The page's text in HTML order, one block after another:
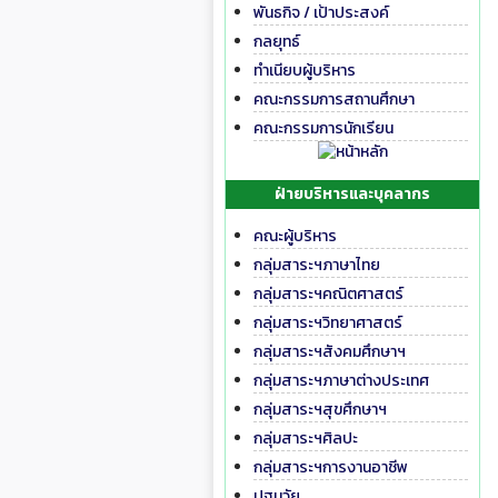
พันธกิจ / เป้าประสงค์
กลยุทธ์
ทำเนียบผู้บริหาร
คณะกรรมการสถานศึกษา
คณะกรรมการนักเรียน
ฝ่ายบริหารและบุคลากร
คณะผู้บริหาร
กลุ่มสาระฯภาษาไทย
กลุ่มสาระฯคณิตศาสตร์
กลุ่มสาระฯวิทยาศาสตร์
กลุ่มสาระฯสังคมศึกษาฯ
กลุ่มสาระฯภาษาต่างประเทศ
กลุ่มสาระฯสุขศึกษาฯ
กลุ่มสาระฯศิลปะ
กลุ่มสาระฯการงานอาชีพ